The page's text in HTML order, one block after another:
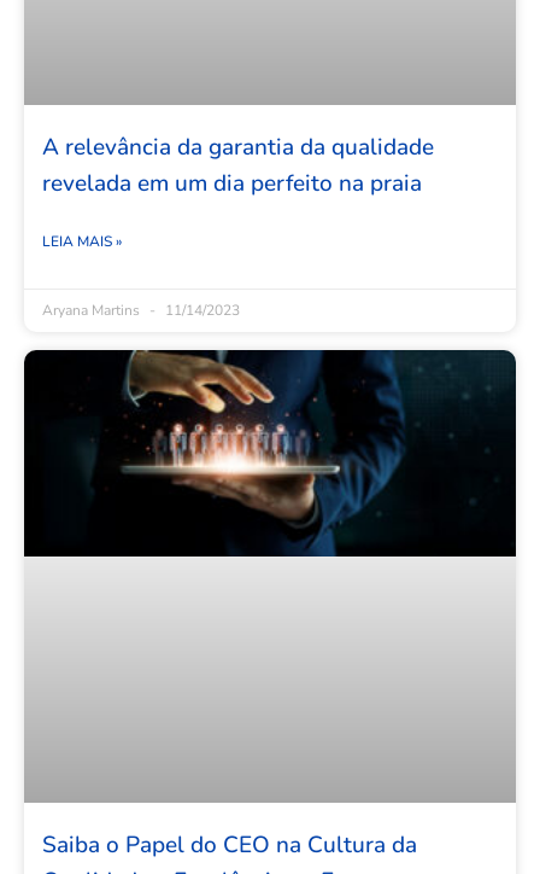
A relevância da garantia da qualidade
revelada em um dia perfeito na praia
LEIA MAIS »
Aryana Martins 11/14/2023
Saiba o Papel do CEO na Cultura da